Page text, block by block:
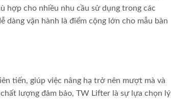
hợp cho nhiều nhu cầu sử dụng trong các
dàng vận hành là điểm cộng lớn cho mẫu bàn
tiến, giúp việc nâng hạ trở nên mượt mà và
lượng đảm bảo, TW Lifter là sự lựa chọn lý